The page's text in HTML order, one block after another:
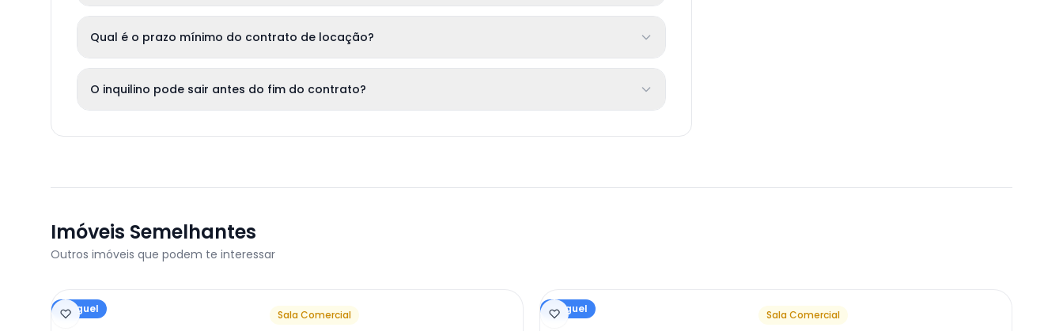
Qual é o prazo mínimo do contrato de locação?
O inquilino pode sair antes do fim do contrato?
Imóveis Semelhantes
Outros imóveis que podem te interessar
Aluguel Sala Comercial Aluguel Sala Comercial